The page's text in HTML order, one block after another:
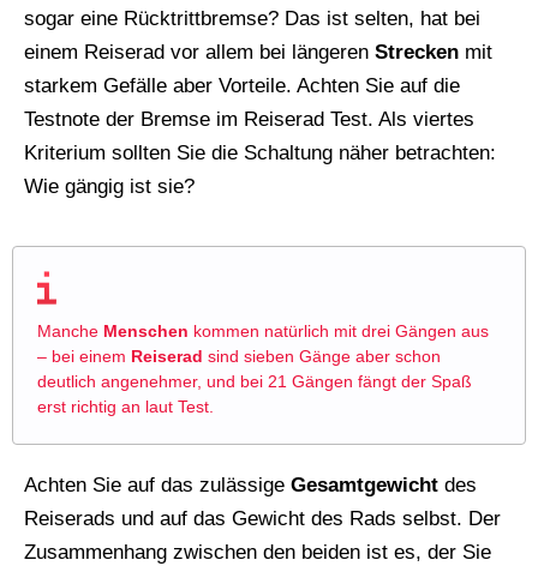
sogar eine Rücktrittbremse? Das ist selten, hat bei
einem Reiserad vor allem bei längeren Strecken mit
starkem Gefälle aber Vorteile. Achten Sie auf die
Testnote der Bremse im Reiserad Test. Als viertes
Kriterium sollten Sie die Schaltung näher betrachten:
Wie gängig ist sie?
Manche Menschen kommen natürlich mit drei Gängen aus
– bei einem Reiserad sind sieben Gänge aber schon
deutlich angenehmer, und bei 21 Gängen fängt der Spaß
erst richtig an laut Test.
Achten Sie auf das zulässige Gesamtgewicht des
Reiserads und auf das Gewicht des Rads selbst. Der
Zusammenhang zwischen den beiden ist es, der Sie